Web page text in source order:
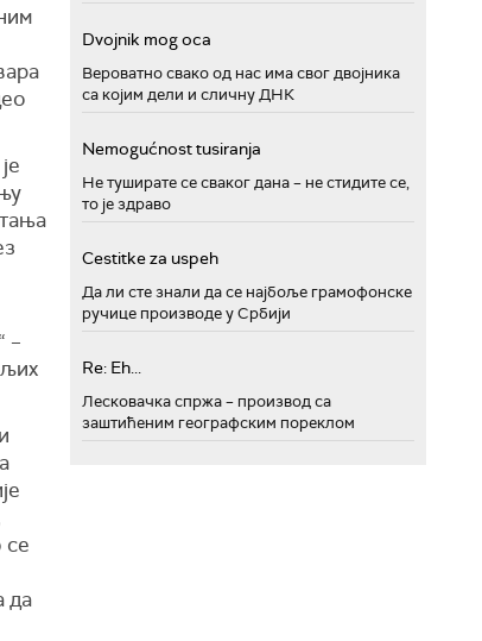
–
се
да
Dvojnik mog oca
Вероватно свако од нас има свог двојника
са којим дели и сличну ДНК
Nemogućnost tusiranja
Не туширате се сваког дана – не стидите се,
то је здраво
Cestitke za uspeh
Да ли сте знали да се најбоље грамофонске
ручице производе у Србији
Re: Eh...
Лесковачка спржа – производ са
заштићеним географским пореклом